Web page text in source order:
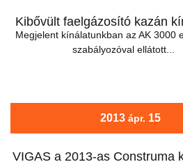
Kibővült faelgázosító kazán
Megjelent kínálatunkban az AK 3000
szabályozóval ellátott...
2013 ápr. 15
VIGAS a 2013-as Construma